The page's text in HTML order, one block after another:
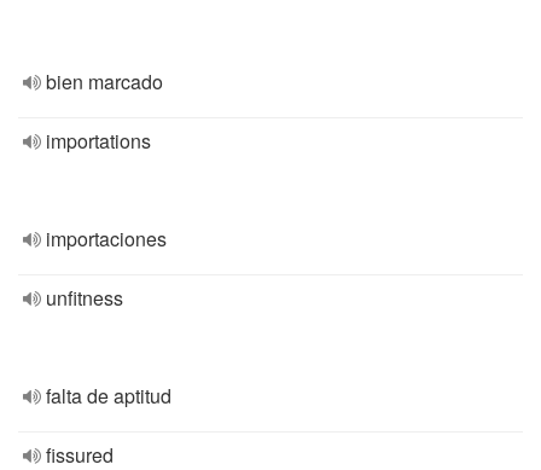
bien marcado
importations
importaciones
unfitness
falta de aptitud
fissured